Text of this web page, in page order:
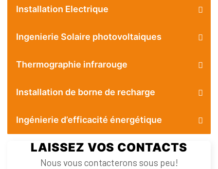
Installation Electrique
Ingenierie Solaire photovoltaiques
Thermographie infrarouge
Installation de borne de recharge
Ingénierie d’efficacité énergétique
LAISSEZ VOS CONTACTS
Nous vous contacterons sous peu!